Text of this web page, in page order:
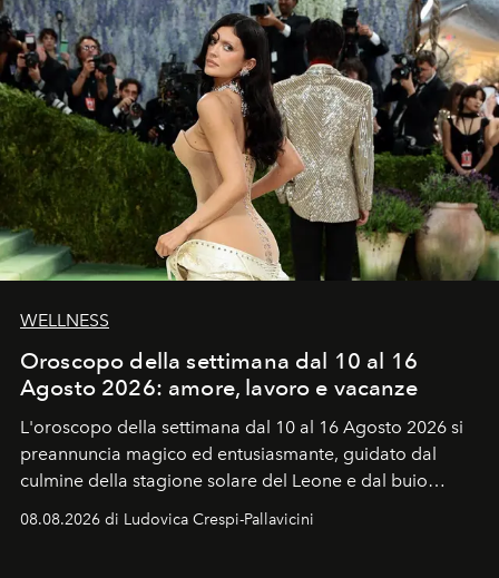
WELLNESS
Oroscopo della settimana dal 10 al 16
Agosto 2026: amore, lavoro e vacanze
L'oroscopo della settimana dal 10 al 16 Agosto 2026 si
preannuncia magico ed entusiasmante, guidato dal
culmine della stagione solare del Leone e dal buio
ideale per la notte delle Perseidi.
08.08.2026 di Ludovica Crespi-Pallavicini